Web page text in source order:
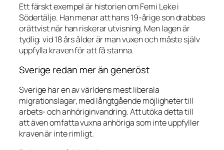
Ett färskt exempel är historien om Femi Leke i
Södertälje. Han menar att hans 19-årige son drabbas
orättvist när han riskerar utvisning. Men lagen är
tydlig: vid 18 års ålder är man vuxen och måste själv
uppfylla kraven för att få stanna.
Sverige redan mer än generöst
Sverige har en av världens mest liberala
migrationslagar, med långtgående möjligheter till
arbets- och anhöriginvandring. Att utöka detta till
att även omfatta vuxna anhöriga som inte uppfyller
kraven är inte rimligt.